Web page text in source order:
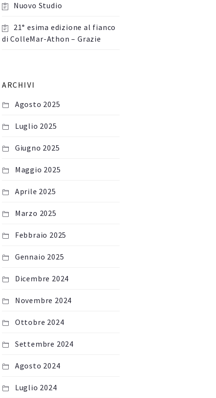
Nuovo Studio
21° esima edizione al fianco
di ColleMar-Athon – Grazie
ARCHIVI
Agosto 2025
Luglio 2025
Giugno 2025
Maggio 2025
Aprile 2025
Marzo 2025
Febbraio 2025
Gennaio 2025
Dicembre 2024
Novembre 2024
Ottobre 2024
Settembre 2024
Agosto 2024
Luglio 2024